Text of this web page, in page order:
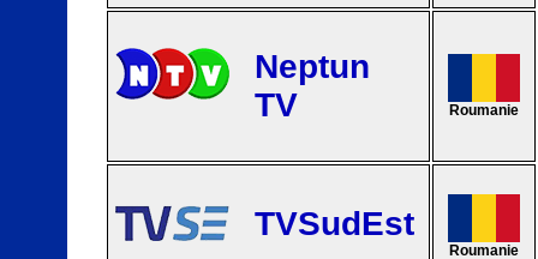
Neptun
TV
Roumanie
TVSudEst
Roumanie